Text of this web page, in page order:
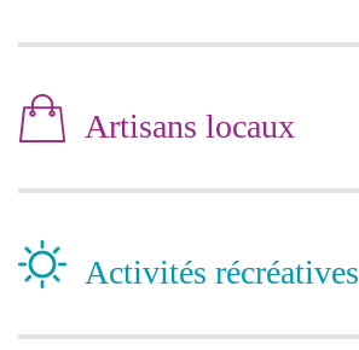
Artisans locaux
Activités récréatives